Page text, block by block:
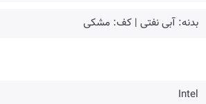
بدنه: آبی نفتی | کف: مشکی
Intel